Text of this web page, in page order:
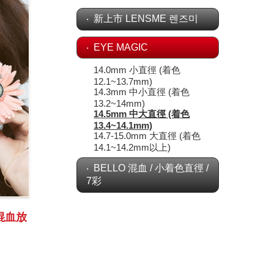
血放
新上市 LENSME 렌즈미
EYE MAGIC
14.0mm 小直徑 (着色
12.1~13.7mm)
14.3mm 中小直徑 (着色
13.2~14mm)
14.5mm 中大直徑 (着色
13.4~14.1mm)
14.7-15.0mm 大直徑 (着色
14.1~14.2mm以上)
BELLO 混血 / 小着色直徑 /
7彩